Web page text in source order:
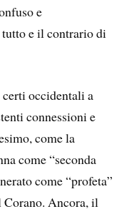
e
e il contrario di
certi occidentali a
connessioni e
come la
come “seconda
come “profeta”
Corano. Ancora, il